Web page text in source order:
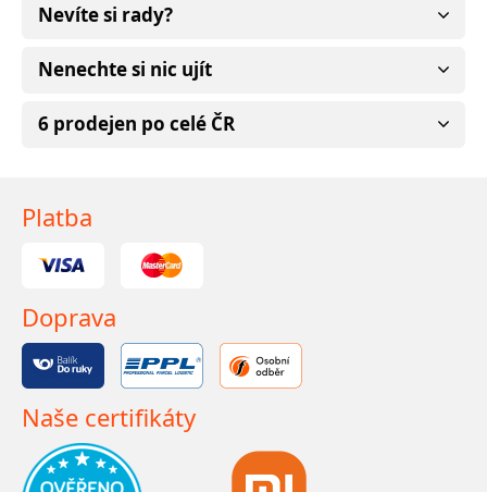
Nevíte si rady?
Nenechte si nic ujít
6 prodejen po celé ČR
Platba
Doprava
Naše certifikáty